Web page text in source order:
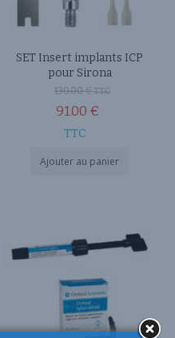
SET Insert implants ICP
pour Sirona
130.00€TTC
91.00 €
TTC
Ajouter au panier